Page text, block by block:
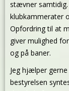
stævner
klubkammerater
Opfordring til at
giver mulighed
og på baner.
Jeg hjælper
bestyrelsen